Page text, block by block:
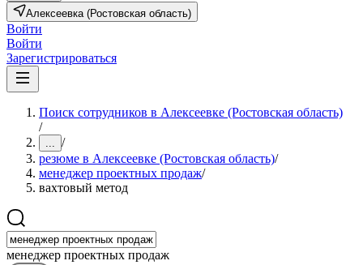
Алексеевка (Ростовская область)
Войти
Войти
Зарегистрироваться
Поиск сотрудников в Алексеевке (Ростовская область)
/
... /
резюме в Алексеевке (Ростовская область)/
менеджер проектных продаж/
вахтовый метод
менеджер проектных продаж